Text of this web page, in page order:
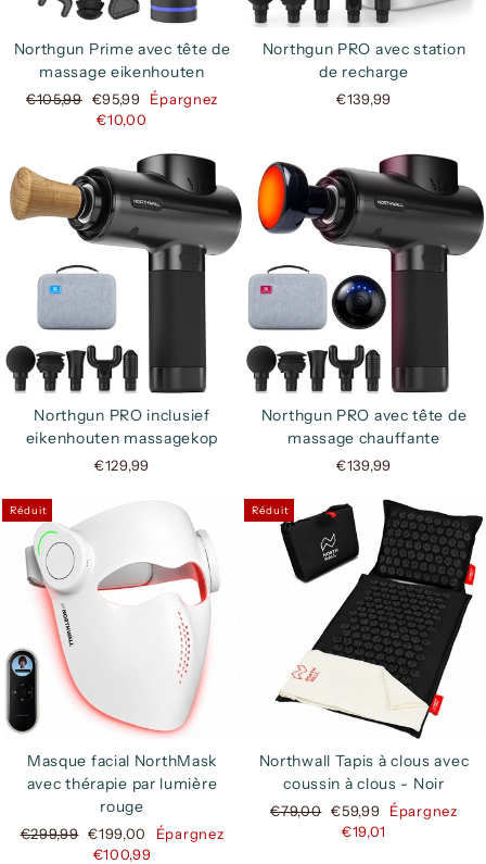
Northgun Prime avec tête de
massage eikenhouten
Prix
€105,99 Prix
réduit
€95,99
Épargnez
€10,00
Northgun PRO avec station
de recharge
€139,99
Northgun PRO inclusief
eikenhouten massagekop
€129,99
Northgun PRO avec tête de
massage chauffante
€139,99
Réduit
Masque facial NorthMask
avec thérapie par lumière
rouge
Prix
€299,99 Prix
réduit
€199,00
Épargnez
€100,99
Réduit
Northwall Tapis à clous avec
coussin à clous - Noir
Prix
€79,00 Prix
réduit
€59,99
Épargnez
€19,01